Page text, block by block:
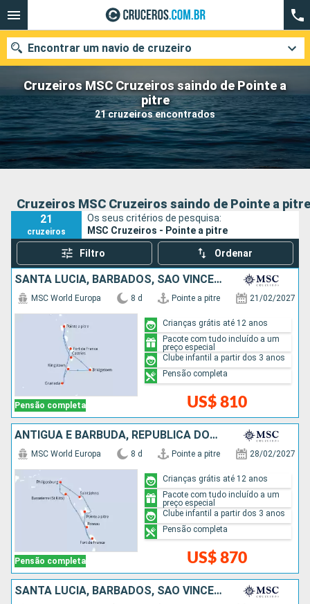
Cruzeiros MSC Cruzeiros saindo de Pointe a
pitre
21 cruzeiros encontrados
Encontrar um navio de cruzeiro
Quando ir?
Data de partida
Pesquisar
Cruzeiros MSC Cruzeiros saindo de Pointe a pitre
21
cruzeiros
Os seus critérios de pesquisa:
MSC Cruzeiros - Pointe a pitre
Filtro Ordenar
SANTA LUCIA, BARBADOS, SÃO VINCENTE E GRANADINAS, GRENADA
Pensão completa
MSC World Europa 8 d Pointe a pitre 21/02/2027
US$ 810
Crianças grátis até 12 anos
Pacote com tudo incluído a um
preço especial
Clube infantil a partir dos 3 anos
Pensão completa
ANTIGUA E BARBUDA, REPUBLICA DOMINICANA
Pensão completa
MSC World Europa 8 d Pointe a pitre 28/02/2027
US$ 870
Crianças grátis até 12 anos
Pacote com tudo incluído a um
preço especial
Clube infantil a partir dos 3 anos
Pensão completa
SANTA LUCIA, BARBADOS, SÃO VINCENTE E GRANADINAS, GRENADA